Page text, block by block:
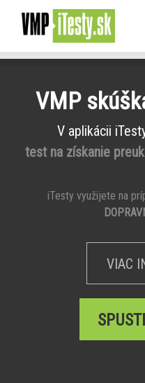
VMP
V aplikácii
test na získanie
iTesty využijete na
VIAC